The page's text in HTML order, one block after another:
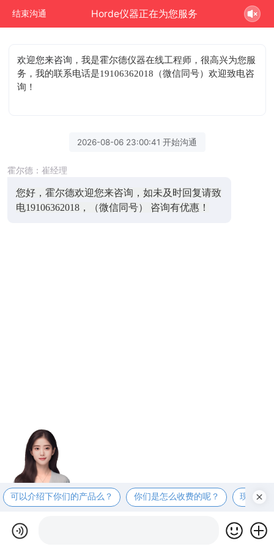
结束沟通 Horde仪器正在为您服务
欢迎您来咨询 ，我是霍尔德仪器在线工程师，很高兴为您服
务，我的联系电话是19106362018（微信同号）欢迎致电咨
询！
2026-08-06 23:00:41 开始沟通
霍尔德：崔经理
您好，霍尔德欢迎您来咨询，如未及时回复请致
电19106362018，（微信同号） 咨询有优惠！
可以介绍下你们的产品么？ 你们是怎么收费的呢？ 现在有